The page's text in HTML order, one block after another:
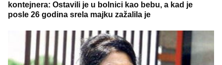
kontejnera: Ostavili je u bolnici kao bebu, a kad je
posle 26 godina srela majku zažalila je